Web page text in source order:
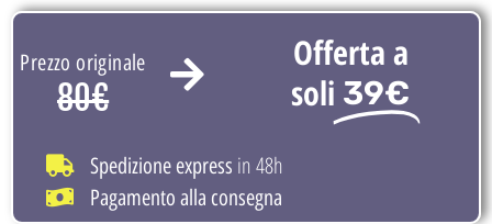
Prezzo originale
80€
Offerta a
soli 39€
Spedizione express in 48h
Pagamento alla consegna